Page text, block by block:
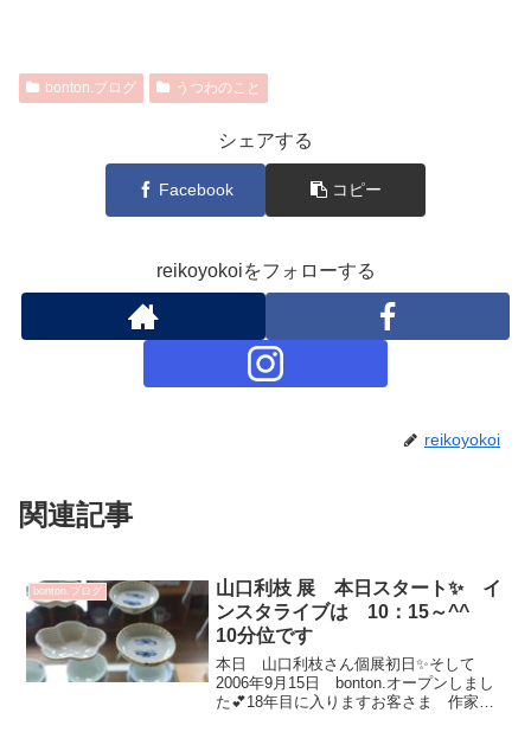
bonton.ブログ うつわのこと
シェアする
Facebook コピー
reikoyokoiをフォローする
reikoyokoi
関連記事
bonton.ブログ
山口利枝 展 本日スタート✨ イ
ンスタライブは 10：15～^^
10分位です
本日 山口利枝さん個展初日✨そして
2006年9月15日 bonton.オープンしまし
た💕18年目に入りますお客さま 作家さ